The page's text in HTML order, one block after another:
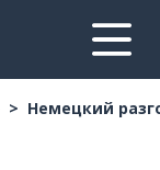
Немецкий